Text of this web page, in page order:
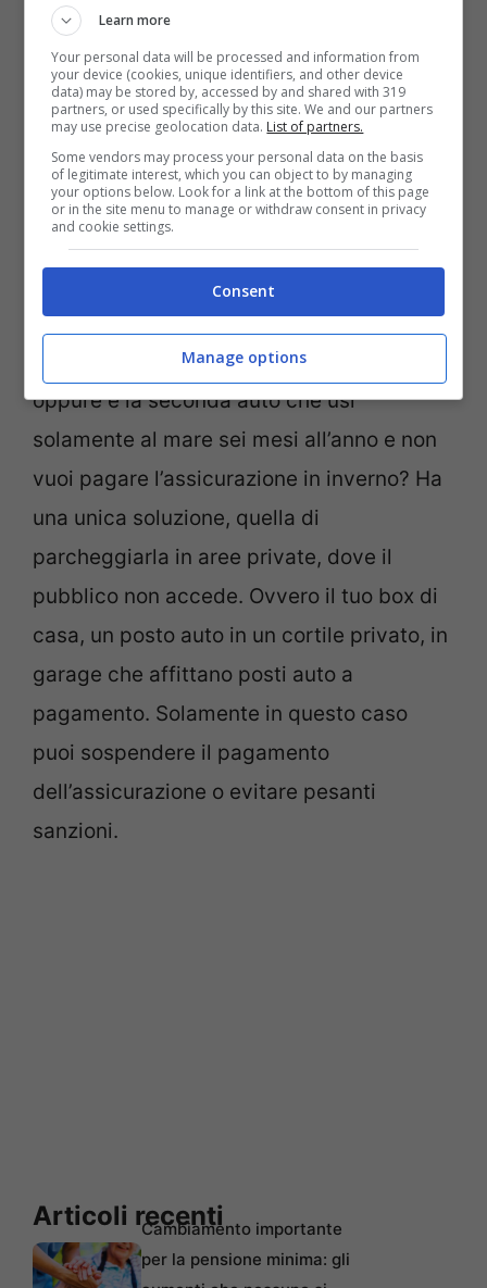
di 866 euro a un massimo di 3.464 euro,
importo che può raddoppiare in caso di
recidiva nel biennio. Oltre alla sanzione
pecuniaria, il veicolo viene sequestrato e
trasportato in un deposito, conspesea
carico del proprietario.
Come evitare le sanzioni
Hai un’auto che deve essere demolita,
oppure è la seconda auto che usi
solamente al mare sei mesi all’anno e non
vuoi pagare l’assicurazione in inverno? Ha
una unica soluzione, quella di
parcheggiarla in aree private, dove il
pubblico non accede. Ovvero il tuo box di
casa, un posto auto in un cortile privato, in
garage che affittano posti auto a
pagamento. Solamente in questo caso
puoi sospendere il pagamento
dell’assicurazione o evitare pesanti
sanzioni.
Articoli recentiCambiamento importante
per la pensione minima: gli
Learn more
Your personal data will be processed and information from
your device (cookies, unique identifiers, and other device
data) may be stored by, accessed by and shared with 319
partners, or used specifically by this site. We and our partners
may use precise geolocation data. List of partners.
Some vendors may process your personal data on the basis
of legitimate interest, which you can object to by managing
your options below. Look for a link at the bottom of this page
or in the site menu to manage or withdraw consent in privacy
and cookie settings.
Consent
Manage options